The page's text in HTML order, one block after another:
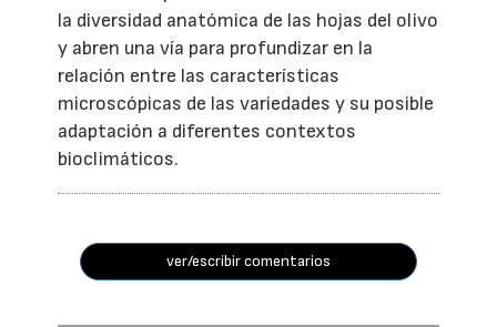
la diversidad anatómica de las hojas del olivo
y abren una vía para profundizar en la
relación entre las características
microscópicas de las variedades y su posible
adaptación a diferentes contextos
bioclimáticos.
ver/escribir comentarios